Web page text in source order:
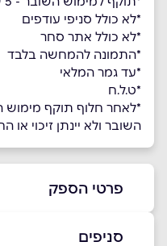
*לא כולל סניפי עודפים
*לא כולל אתר סחר
*התמונה להמחשה בלבד
*עד גמר המלאי
*ט.ל.ח
*לאחר חלוף תוקף מימוש
השובר ולא יינתן זיכוי או
פרטי הספק
סניפים